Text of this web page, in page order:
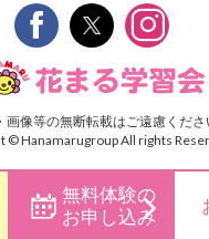
 
画像等の無断転載はご遠慮くだ
© Hanamarugroup All rights
無料体験の
お申し込み